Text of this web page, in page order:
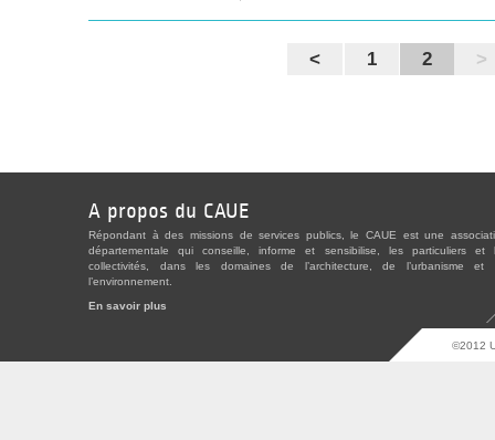
< 1 2 >
A propos du CAUE
Répondant à des missions de services publics, le CAUE est une
départementale qui conseille, informe et sensibilise, les particuliers et
collectivités, dans les domaines de l’architecture, de l’urbanisme et
l’environnement.
En savoir plus
©2012